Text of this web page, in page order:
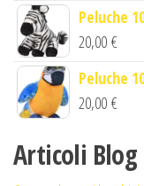
Peluche
20,00 €
Peluche
20,00 €
Articoli Blog